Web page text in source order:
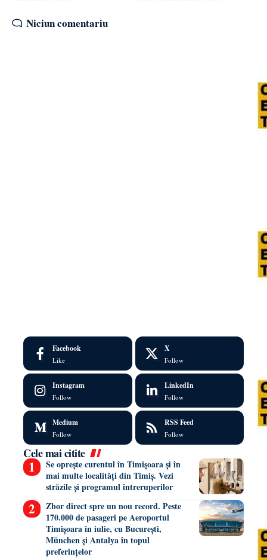
Niciun comentariu
Facebook
Like
X
Follow
Instagram
Follow
LinkedIn
Follow
Medium
Follow
RSS Feed
Follow
Cele mai citite
Se oprește curentul în Timișoara și în
mai multe localități din Timiș. Vezi
străzile și programul întreruperilor
Zbor direct spre un nou record. Peste
170.000 de pasageri pe Aeroportul
Timișoara în iulie, cu București,
München și Antalya în topul
preferințelor